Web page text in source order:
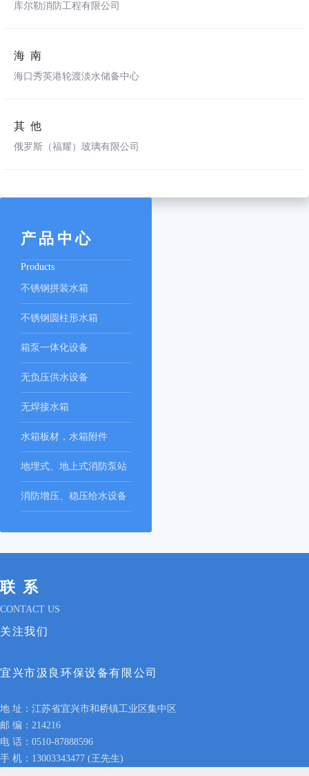
库尔勒消防工程有限公司
海南
海口秀英港轮渡淡水储备中心
其他
俄罗斯（福耀）玻璃有限公司
产品中心
Products
不锈钢拼装水箱
不锈钢圆柱形水箱
箱泵一体化设备
无负压供水设备
无焊接水箱
水箱板材，水箱附件
地埋式、地上式消防泵站
消防增压、稳压给水设备
联系
CONTACT US
关注我们
宜兴市汲良环保设备有限公司
地 址：江苏省宜兴市和桥镇工业区集中区
邮 编：214216
电 话：0510-87888596
手 机：13003343477 (王先生)